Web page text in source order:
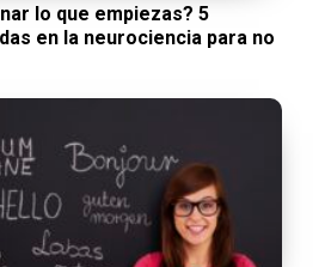
lo que empiezas? 5
en la neurociencia para no